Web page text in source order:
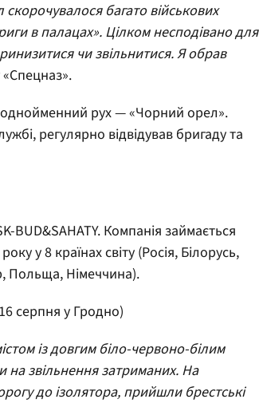
багато військових
в палацах». Цілком несподівано для
чи звільнитися. Я обрав
однойменний рух — «Чорний орел».
регулярно відвідував бригаду та
BUD&SAHATY. Компанія займається
у 8 країнах світу (Росія, Білорусь,
Польща, Німеччина).
серпня у Гродно)
із довгим біло-червоно-білим
на звільнення затриманих. На
до ізолятора, прийшли брестські